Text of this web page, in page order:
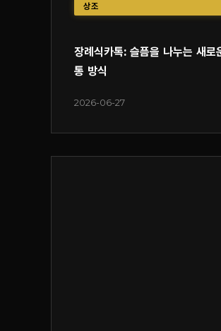
상조
장례식카톡: 슬픔을 나누는 새로
통 방식
2026-06-27